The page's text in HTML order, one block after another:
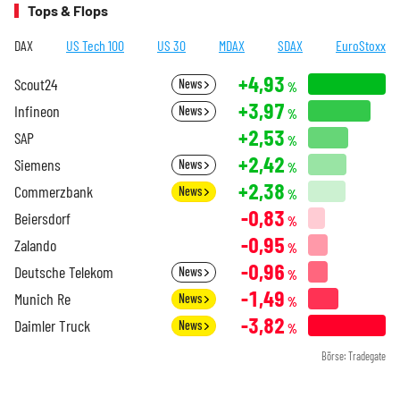
Tops & Flops
DAX US Tech 100 US 30 MDAX SDAX EuroStoxx
Scout24 News +4,93 %
Infineon News +3,97 %
SAP +2,53 %
Siemens News +2,42 %
Commerzbank News +2,38 %
Beiersdorf -0,83 %
Zalando -0,95 %
Deutsche Telekom News -0,96 %
Munich Re News -1,49 %
Daimler Truck News -3,82 %
Börse: Tradegate